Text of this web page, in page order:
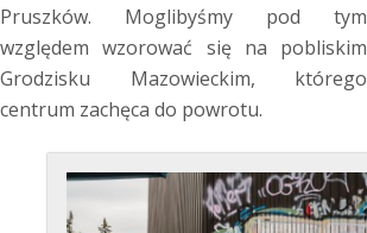
Pruszków. Moglibyśmy pod tym
względem wzorować się na pobliskim
Grodzisku Mazowieckim, którego
centrum zachęca do powrotu.